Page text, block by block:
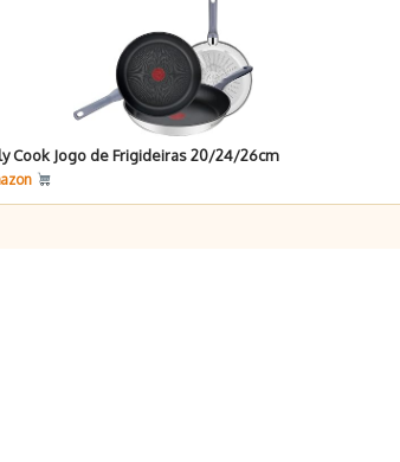
Cook Jogo de Frigideiras 20/24/26cm